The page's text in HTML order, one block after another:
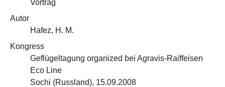
Vortrag
Autor
Hafez, H. M.
Kongress
Geflügeltagung organized bei Agravis-Raiffeisen
Eco Line
Sochi (Russland), 15.09.2008